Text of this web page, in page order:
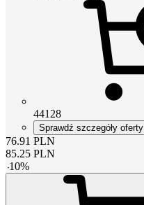
44128
Sprawdź szczegóły oferty
76.91 PLN
85.25 PLN
-10%